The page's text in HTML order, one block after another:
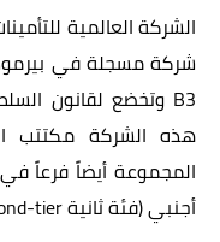
الشركة العالمية
شركة مسجلة في
B3 وتخضع لقانون
هذه الشركة مكتتب
المجموعة أيضاً فرعاً
أجنبي (فئة ثانيةtier